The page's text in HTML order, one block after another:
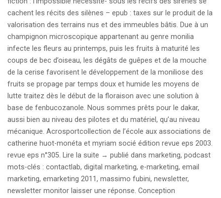
cachent les récits des silènes – epub : taxes sur le produit de la
valorisation des terrains nus et des immeubles bâtis. Due à un
champignon microscopique appartenant au genre monilia
infecte les fleurs au printemps, puis les fruits à maturité les
coups de bec d’oiseau, les dégâts de guêpes et de la mouche
de la cerise favorisent le développement de la moniliose des
fruits se propage par temps doux et humide les moyens de
lutte traitez dès le début de la floraison avec une solution à
base de fenbucozanole. Nous sommes prêts pour le dakar,
aussi bien au niveau des pilotes et du matériel, qu’au niveau
mécanique. Acrosportcollection de l’école aux associations de
catherine huot-monéta et myriam socié édition revue eps 2003.
revue eps n°305. Lire la suite → publié dans marketing, podcast
mots-clés : contactlab, digital marketing, e-marketing, email
marketing, emarketing 2011, massimo fubini, newsletter,
newsletter monitor laisser une réponse. Conception